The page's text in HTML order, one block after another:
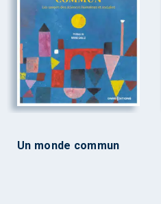
Un monde commun